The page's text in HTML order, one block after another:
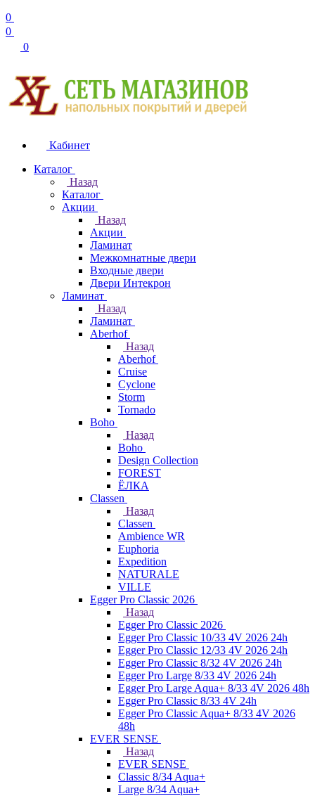
0
0
0
Кабинет
Каталог
Назад
Каталог
Акции
Назад
Акции
Ламинат
Межкомнатные двери
Входные двери
Двери Интекрон
Ламинат
Назад
Ламинат
Aberhof
Назад
Aberhof
Cruise
Cyclone
Storm
Tornado
Boho
Назад
Boho
Design Collection
FOREST
ЁЛКА
Classen
Назад
Classen
Ambience WR
Euphoria
Expedition
NATURALE
VILLE
Egger Pro Classic 2026
Назад
Egger Pro Classic 2026
Egger Pro Classic 10/33 4V 2026 24h
Egger Pro Classic 12/33 4V 2026 24h
Egger Pro Classic 8/32 4V 2026 24h
Egger Pro Large 8/33 4V 2026 24h
Egger Pro Large Aqua+ 8/33 4V 2026 48h
Egger Pro Classic 8/33 4V 24h
Egger Pro Classic Aqua+ 8/33 4V 2026
48h
EVER SENSE
Назад
EVER SENSE
Classic 8/34 Aqua+
Large 8/34 Aqua+